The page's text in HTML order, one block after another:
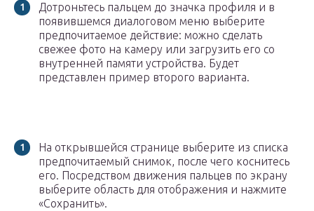
Дотроньтесь пальцем до значка профиля и в
появившемся диалоговом меню выберите
предпочитаемое действие: можно сделать
свежее фото на камеру или загрузить его со
внутренней памяти устройства. Будет
представлен пример второго варианта.
На открывшейся странице выберите из списка
предпочитаемый снимок, после чего коснитесь
его. Посредством движения пальцев по экрану
выберите область для отображения и нажмите
«Сохранить».